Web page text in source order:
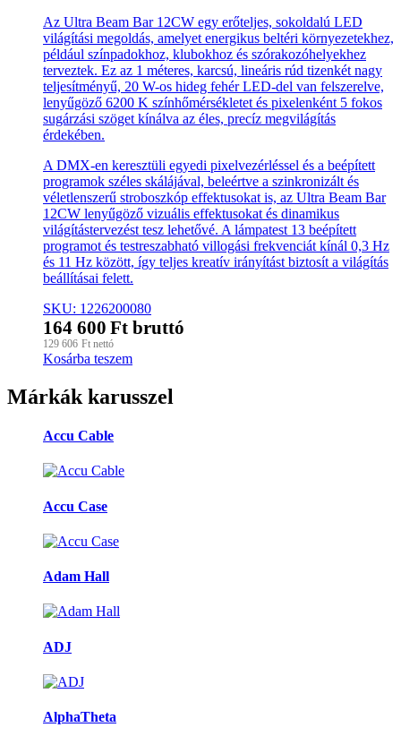
Az Ultra Beam Bar 12CW egy erőteljes, sokoldalú LED
világítási megoldás, amelyet energikus beltéri környezetekhez,
például színpadokhoz, klubokhoz és szórakozóhelyekhez
terveztek. Ez az 1 méteres, karcsú, lineáris rúd tizenkét nagy
teljesítményű, 20 W-os hideg fehér LED-del van felszerelve,
lenyűgöző 6200 K színhőmérsékletet és pixelenként 5 fokos
sugárzási szöget kínálva az éles, precíz megvilágítás
érdekében.
A DMX-en keresztüli egyedi pixelvezérléssel és a beépített
programok széles skálájával, beleértve a szinkronizált és
véletlenszerű stroboszkóp effektusokat is, az Ultra Beam Bar
12CW lenyűgöző vizuális effektusokat és dinamikus
világítástervezést tesz lehetővé. A lámpatest 13 beépített
programot és testreszabható villogási frekvenciát kínál 0,3 Hz
és 11 Hz között, így teljes kreatív irányítást biztosít a világítás
beállításai felett.
SKU: 1226200080
164 600 Ft bruttó
129 606 Ft nettó
Kosárba teszem
Márkák karusszel
Accu Cable
Accu Case
Adam Hall
ADJ
AlphaTheta